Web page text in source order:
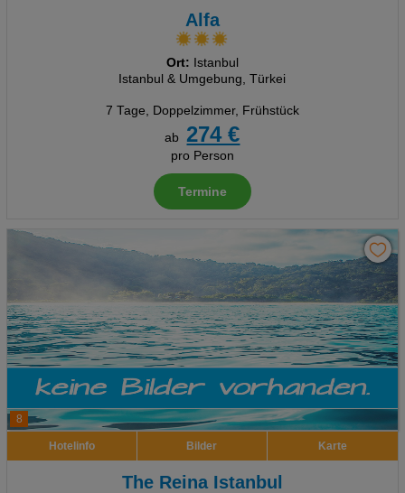
Alfa
Ort: Istanbul
Istanbul & Umgebung, Türkei
7 Tage, Doppelzimmer, Frühstück
ab
274 €
pro Person
Termine
8
Hotelinfo Bilder Karte
The Reina Istanbul